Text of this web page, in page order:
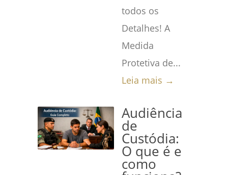
todos os
Detalhes! A
Medida
Protetiva de...
Leia mais →
Audiência
de
Custódia:
O que é e
como